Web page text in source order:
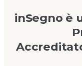
inSegno è